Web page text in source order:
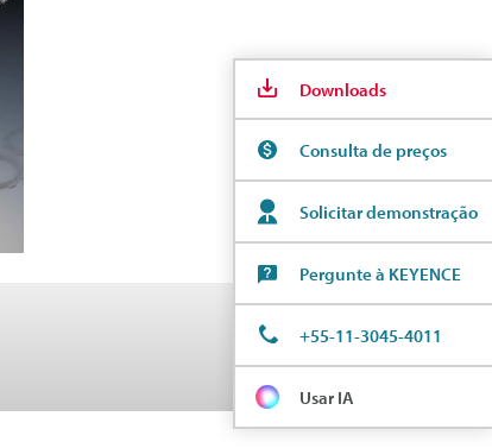
Downloads
Consulta de preços
Solicitar demonstração
Pergunte à KEYENCE
+55-11-3045-4011
Usar IA